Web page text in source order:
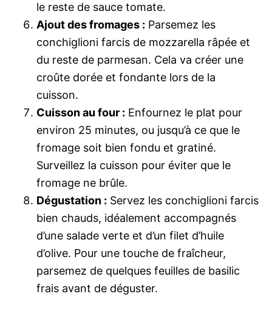
le reste de sauce tomate.
Ajout des fromages : Parsemez les
conchiglioni farcis de mozzarella râpée et
du reste de parmesan. Cela va créer une
croûte dorée et fondante lors de la
cuisson.
Cuisson au four : Enfournez le plat pour
environ 25 minutes, ou jusqu’à ce que le
fromage soit bien fondu et gratiné.
Surveillez la cuisson pour éviter que le
fromage ne brûle.
Dégustation : Servez les conchiglioni farcis
bien chauds, idéalement accompagnés
d’une salade verte et d’un filet d’huile
d’olive. Pour une touche de fraîcheur,
parsemez de quelques feuilles de basilic
frais avant de déguster.